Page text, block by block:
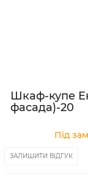
Шкаф-купе
фасада)-20
Під
ЗАЛИШИТИ ВІДГУК